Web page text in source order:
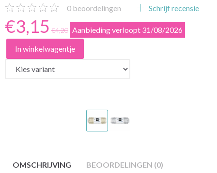
0 beoordelingen Schrijf recensie
€3,15 €4,20 Aanbieding verloopt 31/08/2026
In winkelwagentje
OMSCHRIJVING BEOORDELINGEN (0)